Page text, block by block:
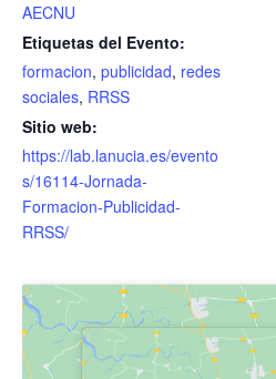
AECNU
Etiquetas del Evento:
formacion, publicidad, redes
sociales, RRSS
Sitio web:
https://lab.lanucia.es/evento
s/16114-Jornada-
Formacion-Publicidad-
RRSS/